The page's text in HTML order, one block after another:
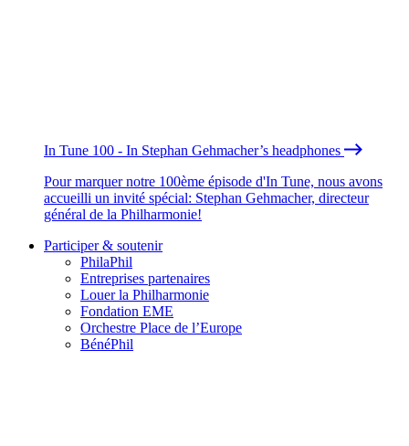
In Tune 100 - In Stephan Gehmacher’s headphones
Pour marquer notre 100ème épisode d'In Tune, nous avons
accueilli un invité spécial: Stephan Gehmacher, directeur
général de la Philharmonie!
Participer & soutenir
PhilaPhil
Entreprises partenaires
Louer la Philharmonie
Fondation EME
Orchestre Place de l’Europe
BénéPhil